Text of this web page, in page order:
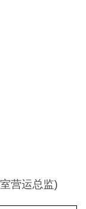
营运总监)